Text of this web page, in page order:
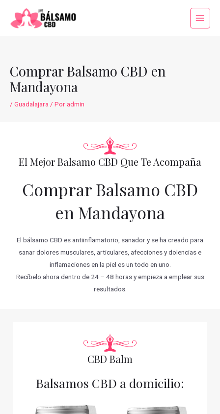
contenido
Main
Comprar Balsamo CBD en
Mandayona
/ Guadalajara / Poradmin
El Mejor Balsamo CBD Que Te Acompaña
Comprar Balsamo CBD
en Mandayona
El bálsamo CBD es antiinflamatorio, sanador y se ha creado para
sanar dolores musculares, articulares, afecciones y dolencias e
inflamaciones en la piel es un todo en uno.
Recíbelo ahora dentro de 24 – 48 horas y empieza a emplear sus
resultados.
CBD Balm
Balsamos CBD a domicilio: